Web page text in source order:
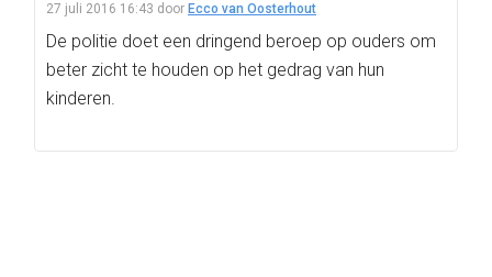
27 juli 2016 16:43 door Ecco van Oosterhout
De politie doet een dringend beroep op ouders om
beter zicht te houden op het gedrag van hun
kinderen.